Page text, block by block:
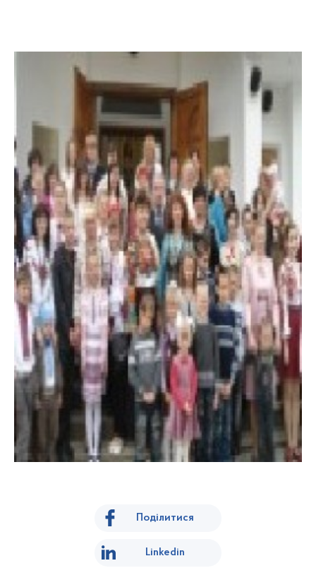
Поділитися
Linkedin